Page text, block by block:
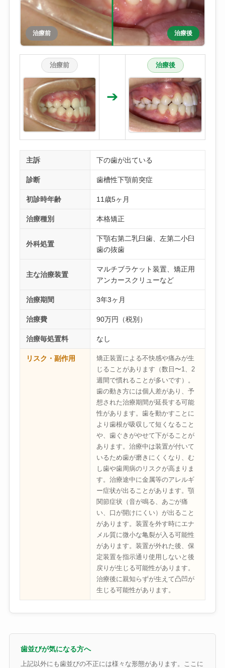
治療前 治療後
治療前
➔
治療後
主訴 下の歯が出ている
診断 歯槽性下顎前突症
初診時年齢 11歳5ヶ月
治療種別 本格矯正
外科処置
下顎右第二乳臼歯、左第二小臼
歯の抜歯
主な治療装置
マルチブラケット装置、矯正用
アンカースクリューなど
治療期間 3年3ヶ月
治療費 90万円（税別）
治療毎処置料 なし
リスク・副作用
矯正装置による不快感や痛みが生
じることがあります（数日〜1、2
週間で慣れることが多いです）。
歯の動き方には個人差があり、予
想された治療期間が延長する可能
性があります。歯を動かすことに
より歯根が吸収して短くなること
や、歯ぐきがやせて下がることが
あります。治療中は装置が付いて
いるため歯が磨きにくくなり、む
し歯や歯周病のリスクが高まりま
す。治療途中に金属等のアレルギ
ー症状が出ることがあります。顎
関節症状（音が鳴る、あごが痛
い、口が開けにくい）が出ること
があります。装置を外す時にエナ
メル質に微小な亀裂が入る可能性
があります。装置が外れた後、保
定装置を指示通り使用しないと後
戻りが生じる可能性があります。
治療後に親知らずが生えて凸凹が
生じる可能性があります。
歯並びが気になる方へ
上記以外にも歯並びの不正には様々な形態があります。ここに